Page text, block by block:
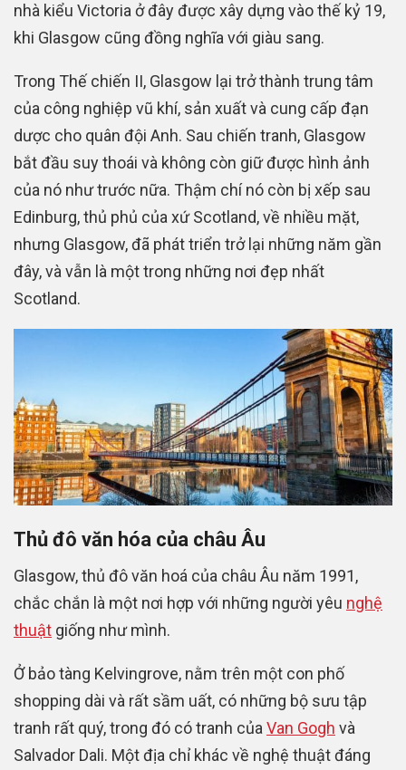
nhà kiểu Victoria ở đây được xây dựng vào thế kỷ 19,
khi Glasgow cũng đồng nghĩa với giàu sang.
Trong Thế chiến II, Glasgow lại trở thành trung tâm
của công nghiệp vũ khí, sản xuất và cung cấp đạn
dược cho quân đội Anh. Sau chiến tranh, Glasgow
bắt đầu suy thoái và không còn giữ được hình ảnh
của nó như trước nữa. Thậm chí nó còn bị xếp sau
Edinburg, thủ phủ của xứ Scotland, về nhiều mặt,
nhưng Glasgow, đã phát triển trở lại những năm gần
đây, và vẫn là một trong những nơi đẹp nhất
Scotland.
Thủ đô văn hóa của châu Âu
Glasgow, thủ đô văn hoá của châu Âu năm 1991,
chắc chắn là một nơi hợp với những người yêu nghệ
thuật giống như mình.
Ở bảo tàng Kelvingrove, nằm trên một con phố
shopping dài và rất sầm uất, có những bộ sưu tập
tranh rất quý, trong đó có tranh của Van Gogh và
Salvador Dali. Một địa chỉ khác về nghệ thuật đáng